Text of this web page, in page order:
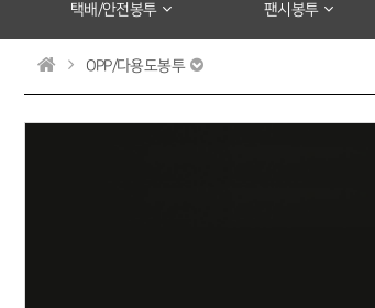
택배/안전봉투 팬시봉투
OPP/다용도봉투